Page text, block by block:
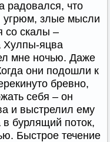
радовался, что
злые мысли
со скалы –
Хулпы-яцва
мне ночью. Даже
они подошли к
бревно,
себя – он
и выстрелил ему
бурлящий поток,
Быстрое течение